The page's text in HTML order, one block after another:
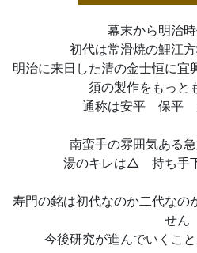
幕末から明治
初代は常滑焼の鯉江
明治に来日した清の金士恒に宜
須の製作をもっと
通称は安平 保平
南蛮手の雰囲気ある
湯のキレは△ 持ち手
寿門の銘は初代なのか二代なの
せん
今後研究が進んでいくこ